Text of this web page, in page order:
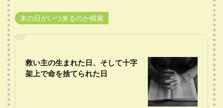
末の日がいつ来るのか模索
救い主の生まれた日、そして十字
架上で命を捨てられた日